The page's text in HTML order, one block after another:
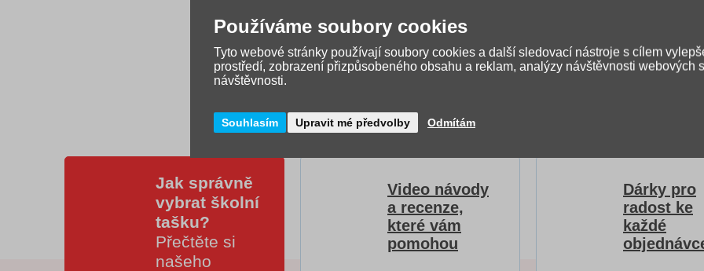
Jak správně
vybrat školní
tašku?
Přečtěte si
našeho
Video návody
a recenze,
které vám
pomohou
Dárky pro
radost ke
každé
Používáme soubory cookies
Tyto webové stránky používají soubory cookies a další sledovací nástroje s cílem
prostředí, zobrazení přizpůsobeného obsahu a reklam, analýzy návštěvnosti webových
návštěvnosti.
Souhlasím Upravit mé předvolby Odmítám